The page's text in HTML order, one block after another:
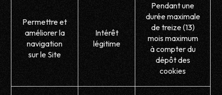
Permettre et
améliorer la
navigation
sur le Site
Intérêt
légitime
Pendant une
durée maximale
de treize (13)
mois maximum
à compter du
dépôt des
cookies